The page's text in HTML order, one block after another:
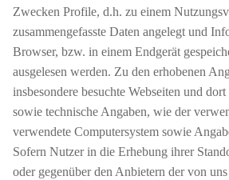
Zwecken Profile, d.h. zu einem
zusammengefasste Daten angelegt und
Browser, bzw. in einem Endgerät
ausgelesen werden. Zu den erhobenen
insbesondere besuchte Webseiten und
sowie technische Angaben, wie der
verwendete Computersystem sowie
Sofern Nutzer in die Erhebung ihrer
oder gegenüber den Anbietern der von